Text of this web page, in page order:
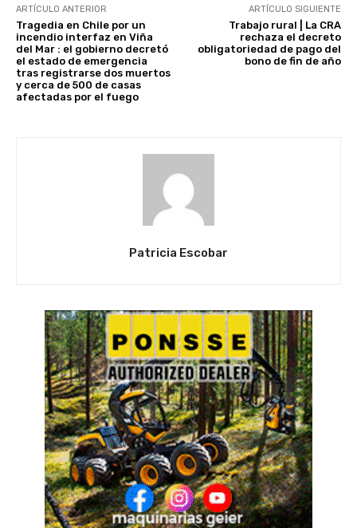
ARTÍCULO ANTERIOR
Tragedia en Chile por un
incendio interfaz en Viña
del Mar : el gobierno decretó
el estado de emergencia
tras registrarse dos muertos
y cerca de 500 de casas
afectadas por el fuego
ARTÍCULO SIGUIENTE
Trabajo rural | La CRA
rechaza el decreto
obligatoriedad de pago del
bono de fin de año
Patricia Escobar